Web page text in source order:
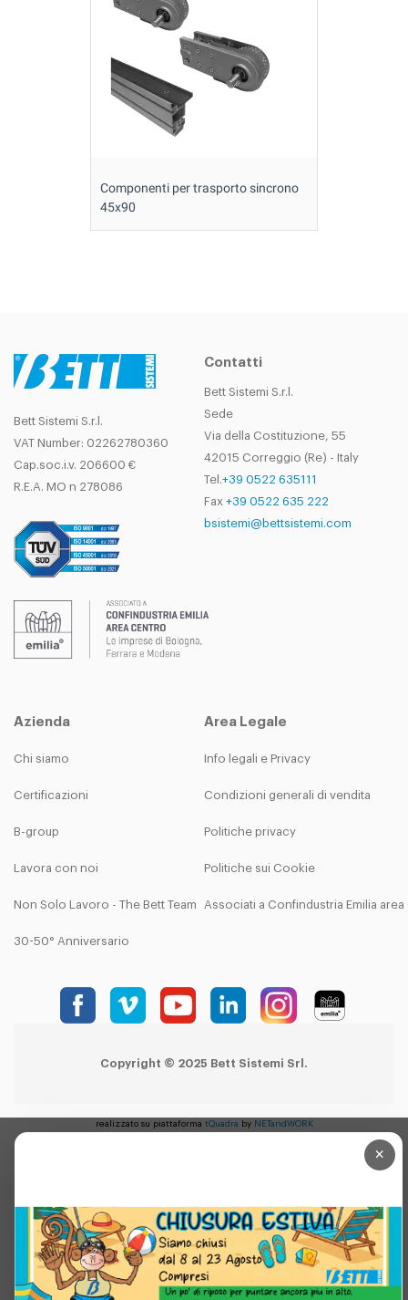
Componenti per trasporto sincrono
45x90
Bett Sistemi S.r.l.
VAT Number: 02262780360
Cap.soc.i.v. 206600 €
R.E.A. MO n 278086
Contatti
Bett Sistemi S.r.l.
Sede
Via della Costituzione, 55
42015 Correggio (Re) - Italy
Tel.+39 0522 635111
Fax +39 0522 635 222
bsistemi@bettsistemi.com
Azienda
Chi siamo
Certificazioni
B-group
Lavora con noi
Non Solo Lavoro - The Bett Team
30-50° Anniversario
Area Legale
Info legali e Privacy
Condizioni generali di vendita
Politiche privacy
Politiche sui Cookie
Associati a Confindustria Emilia
Copyright © 2025 Bett Sistemi Srl.
×
realizzato su piattaforma tQuadra by NETandWORK